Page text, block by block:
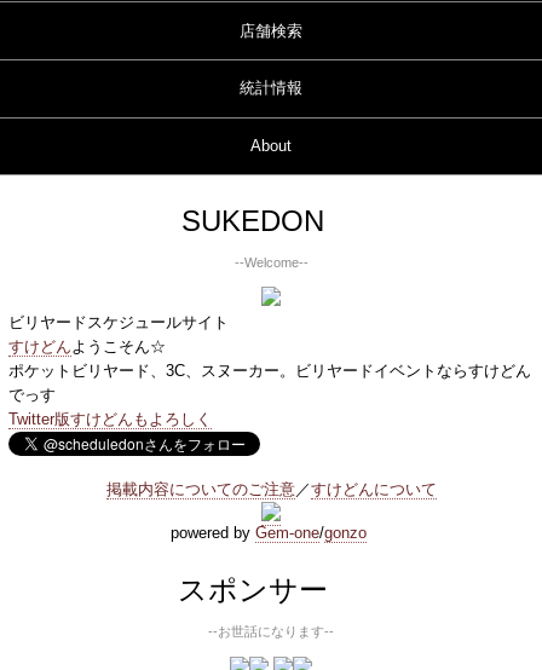
店舗検索
統計情報
About
SUKEDON
--Welcome--
ビリヤードスケジュールサイト
すけどんようこそん☆
ポケットビリヤード、3C、スヌーカー。ビリヤードイベントならすけどん
でっす
Twitter版すけどんもよろしく
掲載内容についてのご注意／すけどんについて
powered by Gem-one/gonzo
スポンサー
--お世話になります--